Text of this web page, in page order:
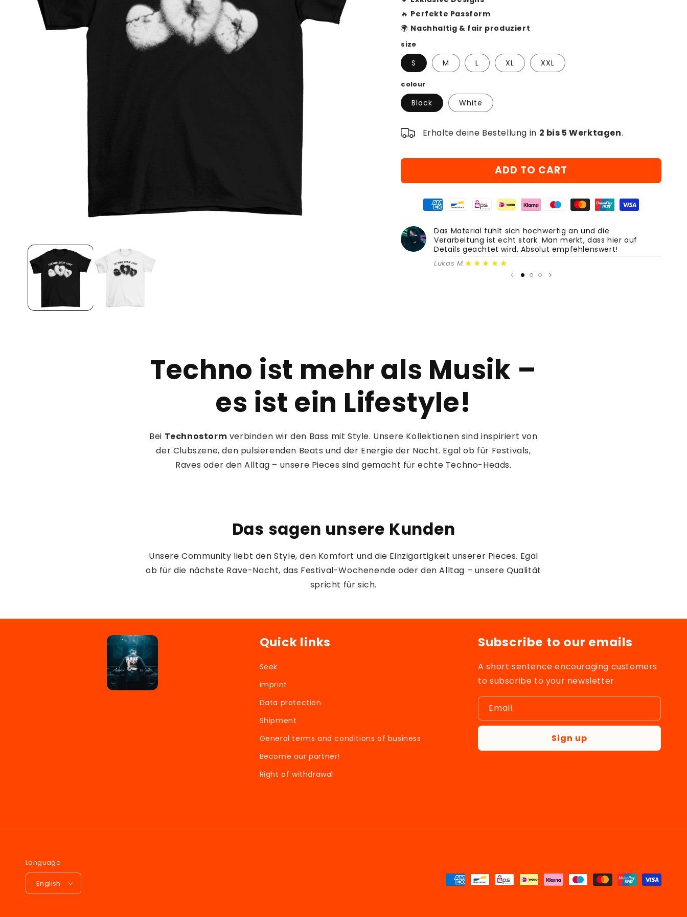
media
modal
🔥 Perfekte Passform
🌍 Nachhaltig & fair produziert
size
S M L XL XXL
colour
Black White
Erhalte deine Bestellung in 2 bis 5 Werktagen.
ADD TO CART
Das Material fühlt sich hochwertig an und die
Verarbeitung ist echt stark. Man merkt, dass hier auf
Details geachtet wird. Absolut empfehlenswert!
Lukas M.★★★★★
Techno ist mehr als Musik –
es ist ein Lifestyle!
Bei Technostorm verbinden wir den Bass mit Style. Unsere Kollektionen sind inspiriert von
der Clubszene, den pulsierenden Beats und der Energie der Nacht. Egal ob für Festivals,
Raves oder den Alltag – unsere Pieces sind gemacht für echte Techno-Heads.
Das sagen unsere Kunden
Unsere Community liebt den Style, den Komfort und die Einzigartigkeit unserer Pieces. Egal
ob für die nächste Rave-Nacht, das Festival-Wochenende oder den Alltag – unsere Qualität
spricht für sich.
Quick links
Seek
imprint
Data protection
Shipment
General terms and conditions of business
Become our partner!
Right of withdrawal
Subscribe to our emails
A short sentence encouraging customers
to subscribe to your newsletter.
Email
Sign up
Language
English
Payment